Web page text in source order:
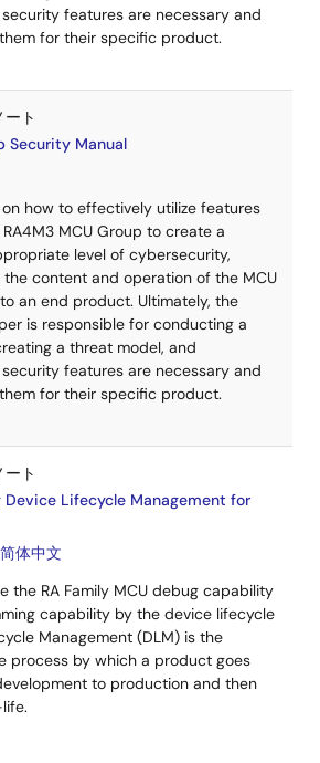
features are necessary and
for their specific product.
ト
Security Manual
how to effectively utilize features
MCU Group to create a
level of cybersecurity,
content and operation of the MCU
an end product. Ultimately, the
is responsible for conducting a
a threat model, and
features are necessary and
for their specific product.
ト
Device Lifecycle Management for
简体中文
the RA Family MCU debug capability
capability by the device lifecycle
Management (DLM) is the
process by which a product goes
to production and then